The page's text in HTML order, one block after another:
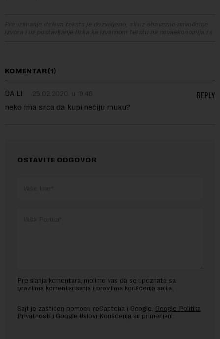
Preuzimanje delova teksta je dozvoljeno, ali uz obavezno navođenje
izvora i uz postavljanje linka ka izvornom tekstu na novaekonomija.rs
KOMENTAR(1)
DA LI 25.02.2020. u 19:46
neko ima srca da kupi nečiju muku?
REPLY
OSTAVITE ODGOVOR
Pre slanja komentara, molimo vas da se upoznate sa
pravilima komentarisanja i pravilima korišćenja sajta.
Sajt je zaštićen pomocu reCaptcha i Google. Google Politika
Privatnosti i Google Uslovi Korišćenja su primenjeni.